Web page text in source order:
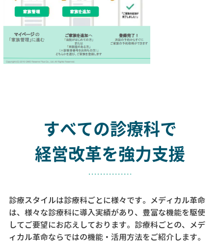
すべての診療科で
経営改革を強力支援
診療スタイルは診療科ごとに様々です。メディカル革命
は、様々な診療科に導入実績があり、 豊富な機能を駆使
してご要望にお応えしております。 診療科ごとの、メデ
ィカル革命ならではの機能・活用方法をご紹介します。